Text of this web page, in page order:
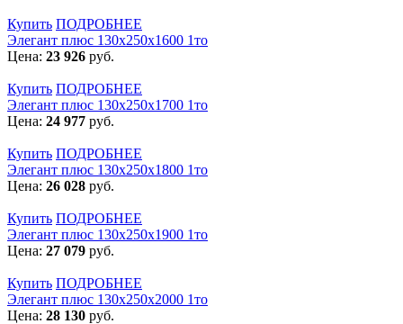
Купить ПОДРОБНЕЕ
Элегант плюс 130x250x1600 1то
Цена: 23 926 руб.
Купить ПОДРОБНЕЕ
Элегант плюс 130x250x1700 1то
Цена: 24 977 руб.
Купить ПОДРОБНЕЕ
Элегант плюс 130x250x1800 1то
Цена: 26 028 руб.
Купить ПОДРОБНЕЕ
Элегант плюс 130x250x1900 1то
Цена: 27 079 руб.
Купить ПОДРОБНЕЕ
Элегант плюс 130x250x2000 1то
Цена: 28 130 руб.